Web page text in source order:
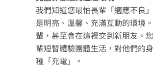
我們知道您最怕長輩「適應不良
是明亮、溫馨、充滿互動的環境
輩，甚至會在這裡交到新朋友。
輩短暫體驗團體生活，對他們的
種「充電」。